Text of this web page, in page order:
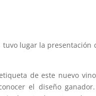
lugar la presentación
de este nuevo
el diseño